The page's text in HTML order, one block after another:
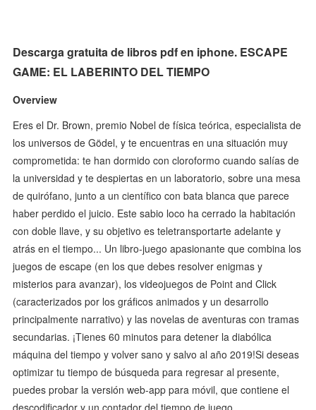
Descarga gratuita de libros pdf en iphone. ESCAPE
GAME: EL LABERINTO DEL TIEMPO
Overview
Eres el Dr. Brown, premio Nobel de física teórica, especialista de
los universos de Gödel, y te encuentras en una situación muy
comprometida: te han dormido con cloroformo cuando salías de
la universidad y te despiertas en un laboratorio, sobre una mesa
de quirófano, junto a un científico con bata blanca que parece
haber perdido el juicio. Este sabio loco ha cerrado la habitación
con doble llave, y su objetivo es teletransportarte adelante y
atrás en el tiempo... Un libro-juego apasionante que combina los
juegos de escape (en los que debes resolver enigmas y
misterios para avanzar), los videojuegos de Point and Click
(caracterizados por los gráficos animados y un desarrollo
principalmente narrativo) y las novelas de aventuras con tramas
secundarias. ¡Tienes 60 minutos para detener la diabólica
máquina del tiempo y volver sano y salvo al año 2019!Si deseas
optimizar tu tiempo de búsqueda para regresar al presente,
puedes probar la versión web-app para móvil, que contiene el